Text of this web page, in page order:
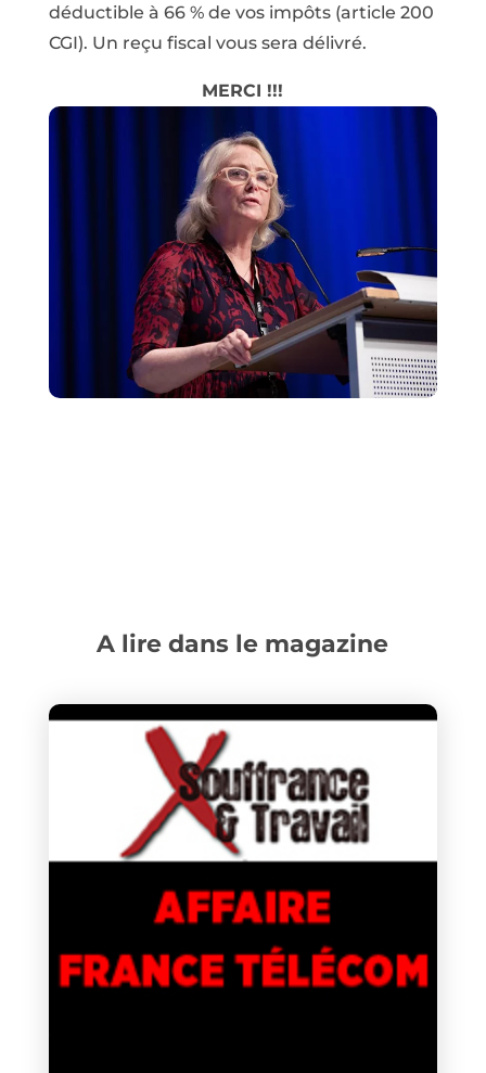
déductible à 66 % de vos impôts (article 200
CGI). Un reçu fiscal vous sera délivré.
MERCI !!!
A lire dans le magazine